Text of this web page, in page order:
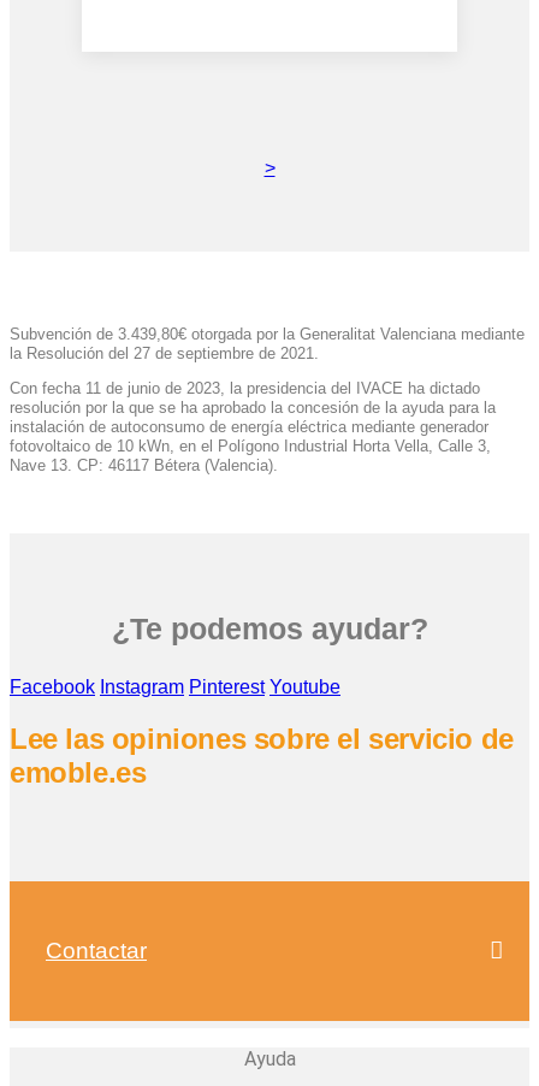
>
Subvención de 3.439,80€ otorgada por la Generalitat Valenciana mediante
la Resolución del 27 de septiembre de 2021.
Con fecha 11 de junio de 2023, la presidencia del IVACE ha dictado
resolución por la que se ha aprobado la concesión de la ayuda para la
instalación de autoconsumo de energía eléctrica mediante generador
fotovoltaico de 10 kWn, en el Polígono Industrial Horta Vella, Calle 3,
Nave 13. CP: 46117 Bétera (Valencia).
¿Te podemos ayudar?
Facebook Instagram Pinterest Youtube
Lee las opiniones sobre el servicio de
emoble.es
Contactar
Ayuda